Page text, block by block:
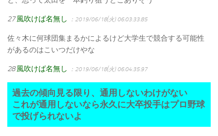
27 風吹けば名無し ：2019/06/18(火) 06:03:33.85
佐々木に何球団集まるかによるけど大学生で競合する可能性
があるのはこいつだけやな
28 風吹けば名無し ：2019/06/18(火) 06:04:35.97
過去の傾向見る限り、通用しないわけがない
これが通用しないなら永久に大卒投手はプロ野球
で投げられないよ